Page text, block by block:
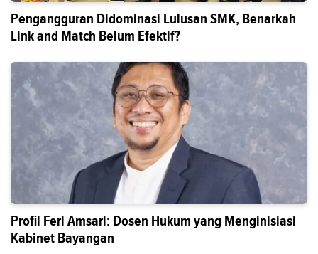
Pengangguran Didominasi Lulusan SMK, Benarkah
Link and Match Belum Efektif?
Profil Feri Amsari: Dosen Hukum yang Menginisiasi
Kabinet Bayangan